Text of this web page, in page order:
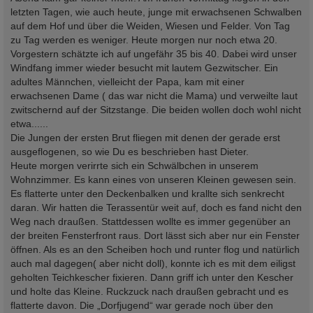
letzten Tagen, wie auch heute, junge mit erwachsenen Schwalben
auf dem Hof und über die Weiden, Wiesen und Felder. Von Tag
zu Tag werden es weniger. Heute morgen nur noch etwa 20.
Vorgestern schätzte ich auf ungefähr 35 bis 40. Dabei wird unser
Windfang immer wieder besucht mit lautem Gezwitscher. Ein
adultes Männchen, vielleicht der Papa, kam mit einer
erwachsenen Dame ( das war nicht die Mama) und verweilte laut
zwitschernd auf der Sitzstange. Die beiden wollen doch wohl nicht
etwa......
Die Jungen der ersten Brut fliegen mit denen der gerade erst
ausgeflogenen, so wie Du es beschrieben hast Dieter.
Heute morgen verirrte sich ein Schwälbchen in unserem
Wohnzimmer. Es kann eines von unseren Kleinen gewesen sein.
Es flatterte unter den Deckenbalken und krallte sich senkrecht
daran. Wir hatten die Terassentür weit auf, doch es fand nicht den
Weg nach draußen. Stattdessen wollte es immer gegenüber an
der breiten Fensterfront raus. Dort lässt sich aber nur ein Fenster
öffnen. Als es an den Scheiben hoch und runter flog und natürlich
auch mal dagegen( aber nicht doll), konnte ich es mit dem eiligst
geholten Teichkescher fixieren. Dann griff ich unter den Kescher
und holte das Kleine. Ruckzuck nach draußen gebracht und es
flatterte davon. Die „Dorfjugend“ war gerade noch über den